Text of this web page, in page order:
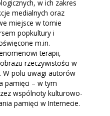
w ich zakres
medialnych oraz
miejsce w tomie
popkultury i
m.in.
terapii,
rzeczywistości w
W polu uwagi autorów
pamięci – w tym
wspólnoty kulturowo-
pamięci w Internecie.